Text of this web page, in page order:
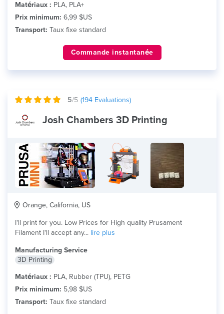
Matériaux : PLA, PLA+
Prix minimum: 6,99 $US
Transport: Taux fixe standard
Commande instantanée
5/5 (194 Evaluations)
Josh Chambers 3D Printing
Orange, California, US
I'll print for you. Low Prices for High quality Prusament
Filament I'll accept any... lire plus
Manufacturing Service
3D Printing
Matériaux : PLA, Rubber (TPU), PETG
Prix minimum: 5,98 $US
Transport: Taux fixe standard